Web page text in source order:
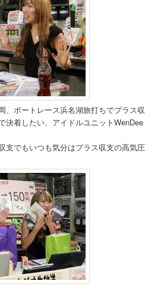
、ボートレース浜名湖旅打ちでプラス収
決着したい、アイドルユニットWenDee
支でもいつも気分はプラス収支の高気圧